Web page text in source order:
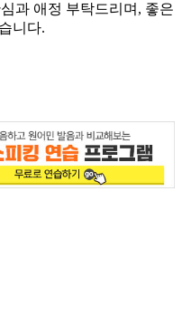
과 애정 부탁드리며, 좋은
니다.